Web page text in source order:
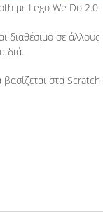
με Lego We Do 2.0
διαθέσιμο σε
στα Scratch